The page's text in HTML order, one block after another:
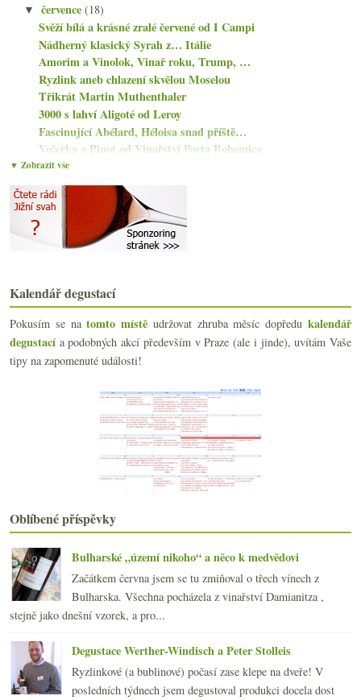
▼července(18)
Svěží bílá a krásné zralé červené od I Campi
Nádherný klasický Syrah z… Itálie
Amorim a Vinolok, Vinař roku, Trump, …
Ryzlink aneb chlazení skvělou Moselou
Třikrát Martin Muthenthaler
3000 s lahví Aligoté od Leroy
Fascinující Abélard, Héloisa snad příště…
Večerka a Pinot od Vinařství Porta Bohemica
Třikrát poctivá (naturální) Itálie
Statistiky ročníku 2018, Montrachet 2016 sedmi vin...
Družstevní Grenache a tasmánský Pinot Noir
P.A.N a Oranž od Jaroslava Osičky
Stávek archivní – Špigle a Bočky 2009
Velmi zajímavá amfora z M&S
Škatulata v Champagne, nejdražší Bordeaux, flexibi...
Milerka a pěstitelské Champagne
4x italské bubliny včetně skvělé Sicílie
►června(20)
►května(21)
►2015(251)
2014(254)
►2013(249)
►2012(254)
► 2011(252)
►2010(249)
►2009(249)
2008 (270)
►2007(108)
▼ Zobrazit vše
Kalendář degustací
Pokusím se natomto místě udržovat zhruba měsíc dopředukalendář
degustacía podobných akcí především v Praze (ale i jinde), uvítám Vaše
tipy na zapomenuté události!
Oblíbené příspěvky
Bulharské „území nikoho“ a něco k medvědovi
Začátkem června jsem se tu zmiňoval o třech vínech z
Bulharska. Všechna pocházela z vinařství Damianitza ,
stejně jako dnešní vzorek, a pro...
Degustace Werther-Windisch a Peter Stolleis
Ryzlinkové (a bublinové) počasí zase klepe na dveře! V
posledních týdnech jsem degustoval produkci docela dost